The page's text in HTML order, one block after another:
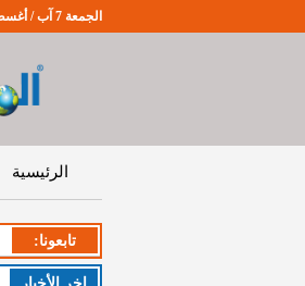
الجمعة 7 آب / أغسطس 2026. 8:7:29 مساءً
الرئيسية
تابعونا:
اخر اﻷخبار